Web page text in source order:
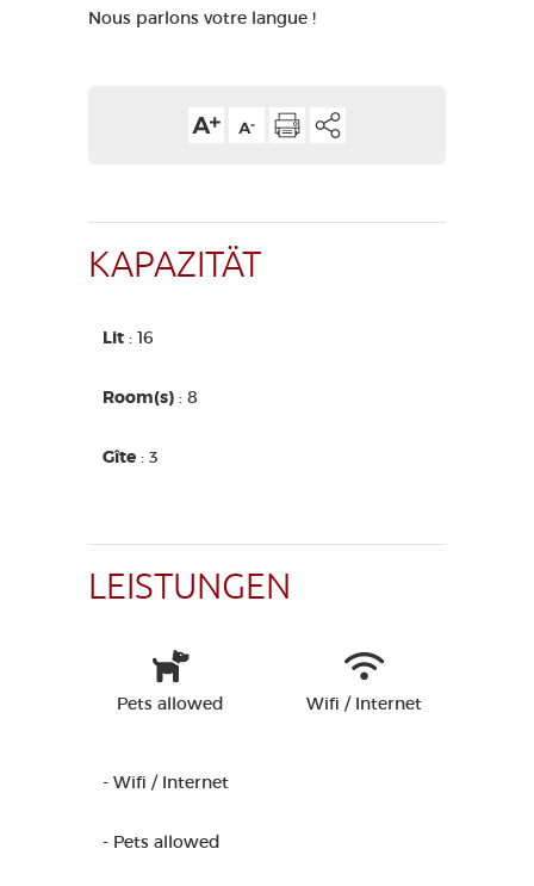
Nous parlons votre langue !
KAPAZITÄT
Lit : 16
Room(s) : 8
Gîte : 3
LEISTUNGEN
Pets allowed Wifi / Internet
- Wifi / Internet
- Pets allowed